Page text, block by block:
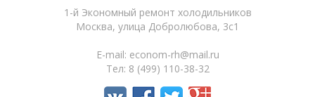
1-й Экономный ремонт холодильников
Москва, улица Добролюбова, 3с1
E-mail: econom-rh@mail.ru
Тел: 8 (499) 110-38-32